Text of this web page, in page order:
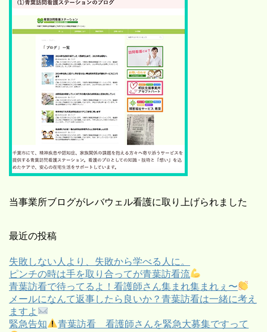
当事業所ブログがレバウェル看護に取り上げられました
最近の投稿
失敗しない人より、失敗から学べる人に。
ピンチの時は手を取り合ってが青葉訪看流
青葉訪看で待ってるよ！看護師さん集まれ集まれぇ〜
メールになんて返事したら良いか？青葉訪看は一緒に考え
ますよ
緊急告知
青葉訪看 看護師さんを緊急大募集ですって